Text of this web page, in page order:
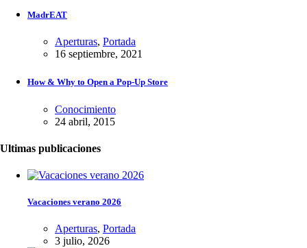
MadrEAT
Aperturas, Portada
16 septiembre, 2021
How & Why to Open a Pop-Up Store
Conocimiento
24 abril, 2015
Ultimas publicaciones
Vacaciones verano 2026
Aperturas, Portada
3 julio, 2026